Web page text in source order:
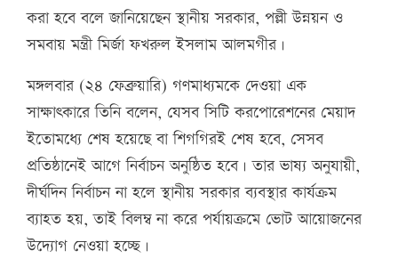
করা হবে বলে জানিয়েছেন স্থানীয় সরকার, পল্লী উন্নয়ন ও
সমবায় মন্ত্রী মির্জা ফখরুল ইসলাম আলমগীর।
মঙ্গলবার (২৪ ফেব্রুয়ারি) গণমাধ্যমকে দেওয়া এক
সাক্ষাৎকারে তিনি বলেন, যেসব সিটি করপোরেশনের মেয়াদ
ইতোমধ্যে শেষ হয়েছে বা শিগগিরই শেষ হবে, সেসব
প্রতিষ্ঠানেই আগে নির্বাচন অনুষ্ঠিত হবে। তার ভাষ্য অনুযায়ী,
দীর্ঘদিন নির্বাচন না হলে স্থানীয় সরকার ব্যবস্থার কার্যক্রম
ব্যাহত হয়, তাই বিলম্ব না করে পর্যায়ক্রমে ভোট আয়োজনের
উদ্যোগ নেওয়া হচ্ছে।